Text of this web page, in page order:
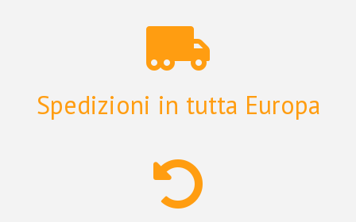
Spedizioni in tutta Europa